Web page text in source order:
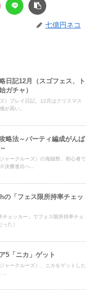
七億円ネコ
日記12月（スゴフェス、ト
ガチャ）
）プレイ日記。12月はクリスマス
が高い。
略法～パーティ編成がんば
ャークルーズ）の海賊祭、初心者で
決勝進出へ...
の「フェス限所持率チェッ
ェッカー」でフェス限所持率チェ
た）
5「ニカ」ゲット
ャークルーズ）、ニカをゲットした